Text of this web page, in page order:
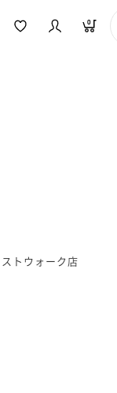
0
トウォーク店